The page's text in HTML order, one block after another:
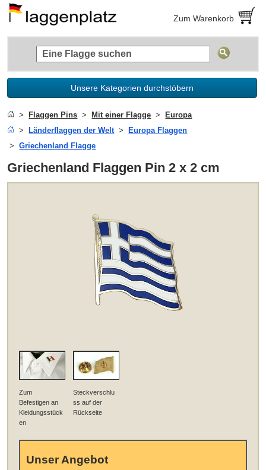
Zum Warenkorb
Unsere Kategorien durchstöbern
Flaggen Pins Mit einer Flagge
Europa
Länderflaggen der Welt
Europa Flaggen
Griechenland Flagge
Griechenland Flaggen Pin 2 x 2 cm
Zum
Befestigen an
Kleidungsstück
en
Steckverschlu
ss auf der
Rückseite
Unser Angebot